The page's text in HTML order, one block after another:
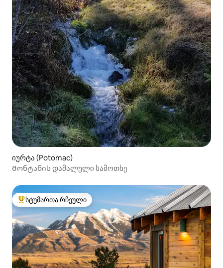
იურტა (Potomac)
Მონტანის დამალული სამოთხე
სტუმართა რჩეული მოწინავე ვარიანტი
სტუმართა რჩეული